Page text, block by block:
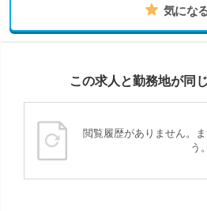
気にな
この求人と勤務地が同
閲覧履歴がありません。
う。